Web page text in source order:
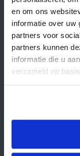
en om ons
informatie over uw
partners voor
partners kunnen
informatie die u
verzameld op
Nijverheidsstraat
3861 RJ Nijkerk
info@supplyservice.nl
+31 33 468 13 42
KvK nummer:
Retourbeleid